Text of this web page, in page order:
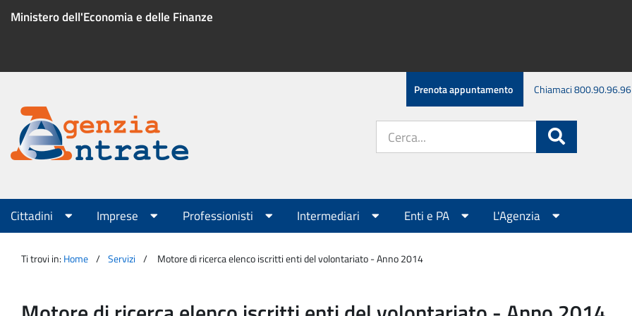
Ministero dell'Economia e delle Finanze
Menu
servizio
Prenota appuntamento Chiamaci 800.90.96.96
Agenzia
Entrate
sito:
Menu
principale
Cittadini Imprese Professionisti Intermediari Enti e PA L'Agenzia
Ti trovi in: Home Servizi Motore di ricerca elenco iscritti enti del volontariato - Anno 2014